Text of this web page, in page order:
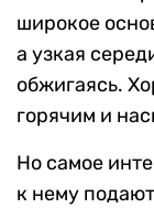
широкое
а узкая
обжигаясь.
горячим и
Но самое
к нему